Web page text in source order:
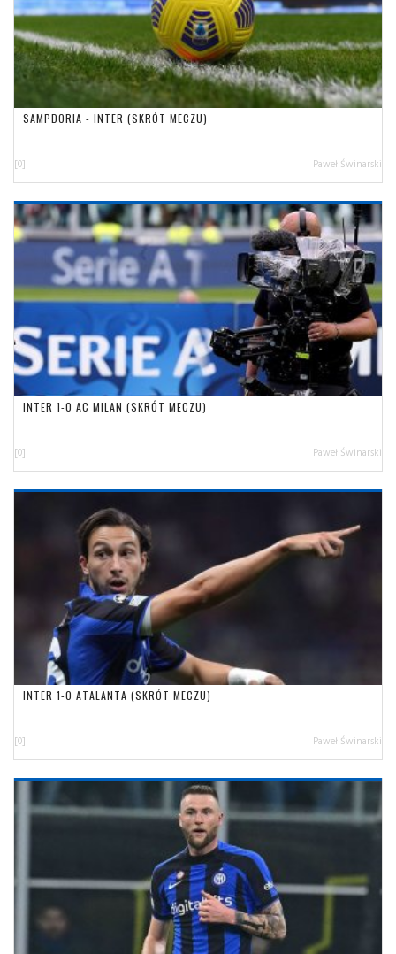
SAMPDORIA - INTER (SKRÓT MECZU)
[0] Paweł Świnarski
INTER 1-0 AC MILAN (SKRÓT MECZU)
[0] Paweł Świnarski
INTER 1-0 ATALANTA (SKRÓT MECZU)
[0] Paweł Świnarski